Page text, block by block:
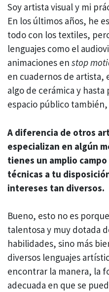
Soy artista visual y mi
En los últimos años, he
todo con los textiles,
lenguajes como el
animaciones en stop
en cuadernos de artista,
algo de cerámica y
espacio público
A diferencia de otros
especializan en algún
tienes un amplio
técnicas a tu
intereses tan diversos.
Bueno, esto no es
talentosa y muy dotada
habilidades, sino más
diversos lenguajes
encontrar la manera, la
adecuada en que se